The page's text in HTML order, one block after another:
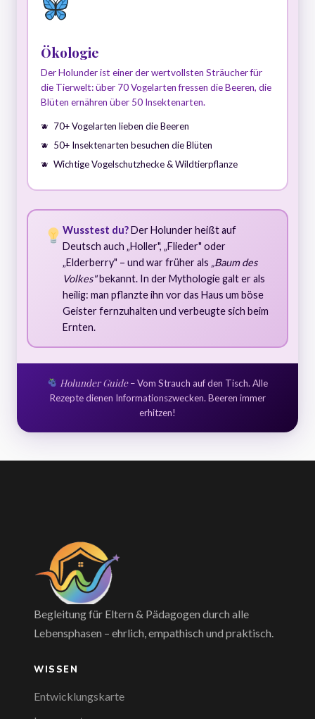
Ökologie
Der Holunder ist einer der wertvollsten Sträucher für
die Tierwelt: über 70 Vogelarten fressen die Beeren, die
Blüten ernähren über 50 Insektenarten.
70+ Vogelarten lieben die Beeren
50+ Insektenarten besuchen die Blüten
Wichtige Vogelschutzhecke & Wildtierpflanze
Wusstest du?Der Holunder heißt auf
Deutsch auch „Holler", „Flieder" oder
„Elderberry" – und war früher als „Baum des
Volkes"bekannt. In der Mythologie galt er als
heilig: man pflanzte ihn vor das Haus um böse
Geister fernzuhalten und verbeugte sich beim
Ernten.
Holunder Guide– Vom Strauch auf den Tisch. Alle
Rezepte dienen Informationszwecken. Beeren immer
erhitzen!
Begleitung für Eltern & Pädagogen durch alle
Lebensphasen – ehrlich, empathisch und praktisch.
WISSEN
Entwicklungskarte